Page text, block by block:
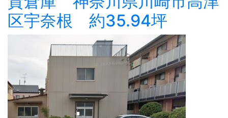
区宇奈根 約35.94坪